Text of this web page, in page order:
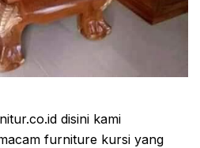
disini kami
furniture kursi yang